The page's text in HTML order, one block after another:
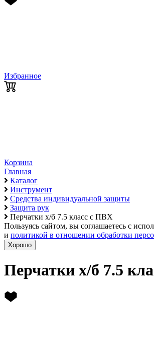
Избранное
Корзина
Главная
Каталог
Инструмент
Средства индивидуальной защиты
Защита рук
Перчатки х/б 7.5 класс с ПВХ
Пользуясь сайтом, вы соглашаетесь с
и политикой в отношении обработки
Хорошо
Перчатки х/б 7.5